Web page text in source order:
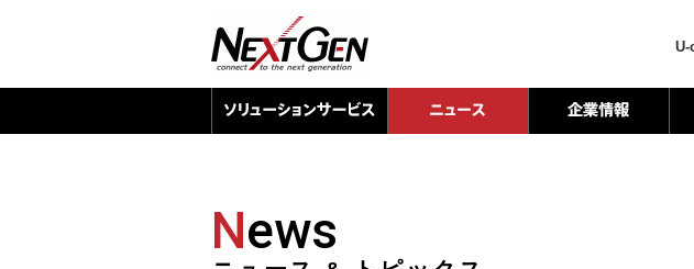
U-
News